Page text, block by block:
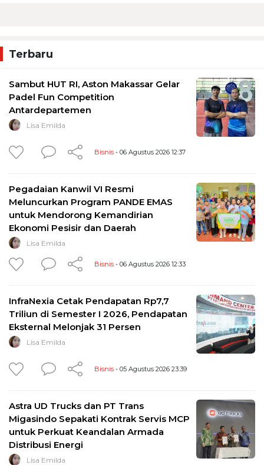
Terbaru
Sambut HUT RI, Aston Makassar Gelar
Padel Fun Competition
Antardepartemen
Lisa Emilda
Bisnis - 06 Agustus 2026 12:37
Pegadaian Kanwil VI Resmi
Meluncurkan Program PANDE EMAS
untuk Mendorong Kemandirian
Ekonomi Pesisir dan Daerah
Lisa Emilda
Bisnis - 06 Agustus 2026 12:33
InfraNexia Cetak Pendapatan Rp7,7
Triliun di Semester I 2026, Pendapatan
Eksternal Melonjak 31 Persen
Lisa Emilda
Bisnis - 05 Agustus 2026 23:39
Astra UD Trucks dan PT Trans
Migasindo Sepakati Kontrak Servis MCP
untuk Perkuat Keandalan Armada
Distribusi Energi
Lisa Emilda